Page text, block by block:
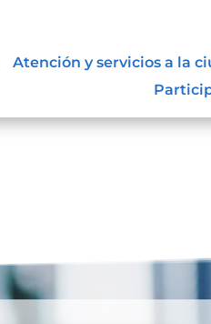
Atención y servicios a la
información